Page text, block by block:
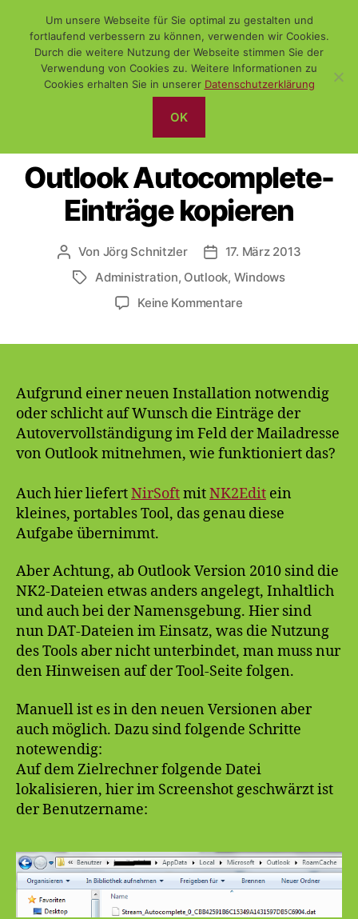
WiSch
Kategorien
ADMINISTRATION WINDOWS
Outlook Autocomplete-
Einträge kopieren
Beitragsautor
Von Jörg Schnitzler Veröffentlichungsdatum
17. März 2013
Schlagwörter
Administration, Outlook, Windows
Keine Kommentarezu
Aufgrund einer neuen Installation notwendig
oder schlicht auf Wunsch die Einträge der
Autovervollständigung im Feld der Mailadresse
von Outlook mitnehmen, wie funktioniert das?
Auch hier liefertNirSoftmitNK2Edit ein
kleines, portables Tool, das genau diese
Aufgabe übernimmt.
Aber Achtung, ab Outlook Version 2010 sind die
NK2-Dateien etwas anders angelegt, Inhaltlich
und auch bei der Namensgebung. Hier sind
nun DAT-Dateien im Einsatz, was die Nutzung
des Tools aber nicht unterbindet, man muss nur
den Hinweisen auf der Tool-Seite folgen.
Manuell ist es in den neuen Versionen aber
auch möglich. Dazu sind folgende Schritte
notewendig:
Auf dem Zielrechner folgende Datei
lokalisieren, hier im Screenshot geschwärzt ist
der Benutzername:
Um unsere Webseite für Sie optimal zu gestalten und
fortlaufend verbessern zu können, verwenden wir Cookies.
Durch die weitere Nutzung der Webseite stimmen Sie der
Verwendung von Cookies zu. Weitere Informationen zu
Cookies erhalten Sie in unserer Datenschutzerklärung
OK